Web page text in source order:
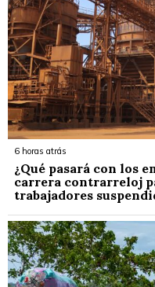
6 horas atrás
¿Qué pasará con los
carrera contrarreloj
trabajadores